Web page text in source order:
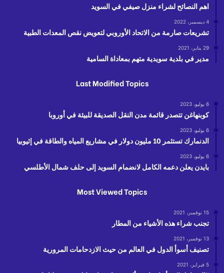
اهم النصائح لشراء منزل صيفي في السويد
4 ديسمبر، 2022
تشريعات صارمة من الاتحاد الأوروبي لتعويض نقص المعدات الطبية
29 يناير، 2021
مدير في بلدية سويدية متهم بمعاداة السامية
Last Modified Topics
6 يوليو، 2023
كوبنهاغن تتصدر قائمة مدن النقل الصديقة للبيئة في أوروبا
6 يوليو، 2023
الدنمارك تستثمر 10 مليون دولار في مشاريع المياه والطاقة في إثيوبيا
6 يوليو، 2023
بايدن يعلن دعمه الكامل لانضمام السويد إلى حلف شمال الأطلسي
Most Viewed Topics
15 نوفمبر، 2021
تجنب شراء هذه الأشياء من المطار
13 نوفمبر، 2021
تصنيف أسوأ الدول في العالم من حيث الازدحامات المرورية
5 فبراير، 2021